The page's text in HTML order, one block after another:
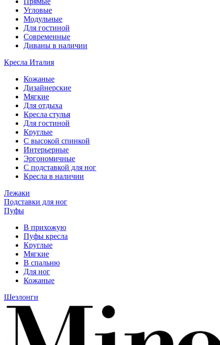
Угловые
Модульные
Для гостиной
Современные
Диваны в наличии
Кресла Италия
Кожаные
Дизайнерские
Мягкие
Для отдыха
Кресла стулья
Для гостиной
Круглые
С высокой спинкой
Интерьерные
Эргономичные
С подставкой для ног
Кресла в наличии
Лежаки
Подставки для ног
Пуфы
В прихожую
Пуфы кресла
Круглые
Мягкие
В спальню
Для ног
Кожаные
Шезлонги